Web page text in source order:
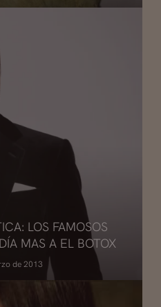
LOS FAMOSOS
MAS A EL BOTOX
de 2013